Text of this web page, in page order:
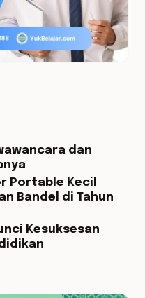
dan
Portable Kecil
Bandel di Tahun
Kesuksesan